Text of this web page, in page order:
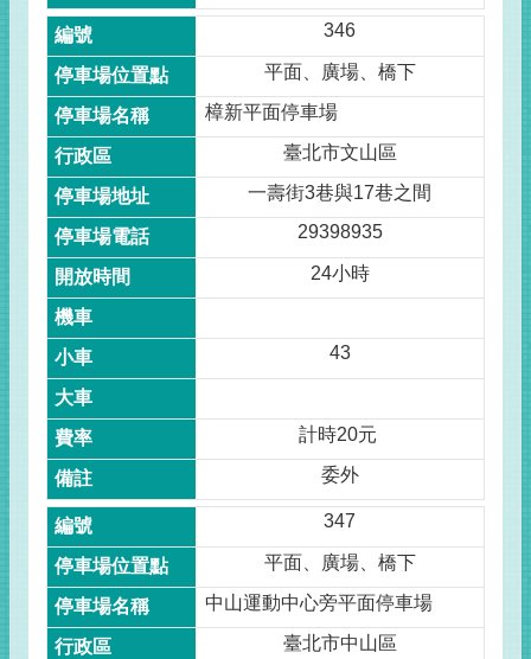
346
平面、廣場、橋下
樟新平面停車場
臺北市文山區
一壽街3巷與17巷之間
29398935
24小時
43
計時20元
委外
347
平面、廣場、橋下
中山運動中心旁平面停車場
臺北市中山區